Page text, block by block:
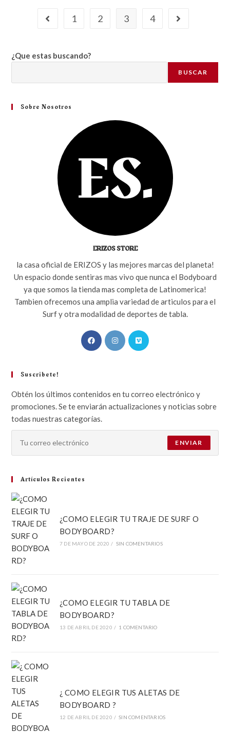
1 2 3 4
¿Que estas buscando?
BUSCAR
Sobre Nosotros
ERIZOS STORE
la casa oficial de ERIZOS y las mejores marcas del planeta!
Un espacio donde sentiras mas vivo que nunca el Bodyboard
ya que somos la tienda mas completa de Latinomerica!
Tambien ofrecemos una amplia variedad de articulos para el
Surf y otra modalidad de deportes de tabla.
Suscribete!
Obtén los últimos contenidos en tu correo electrónico y
promociones. Se te enviarán actualizaciones y noticias sobre
todas nuestras categorías.
ENVIAR
Artículos Recientes
¿COMO ELEGIR TU TRAJE DE SURF O
BODYBOARD?
7 DE MAYO DE 2020 / SIN COMENTARIOS
¿COMO ELEGIR TU TABLA DE
BODYBOARD?
13 DE ABRIL DE 2020 / 1 COMENTARIO
¿ COMO ELEGIR TUS ALETAS DE
BODYBOARD ?
12 DE ABRIL DE 2020 / SIN COMENTARIOS